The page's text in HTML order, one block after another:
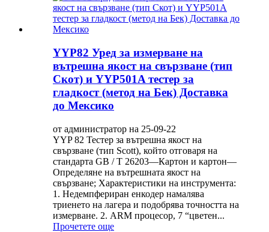
YYP82 Уред за измерване на
вътрешна якост на свързване (тип
Скот) и YYP501A тестер за
гладкост (метод на Бек) Доставка
до Мексико
от администратор на 25-09-22
YYP 82 Тестер за вътрешна якост на
свързване (тип Scott), който отговаря на
стандарта GB / T 26203—Картон и картон—
Определяне на вътрешната якост на
свързване; Характеристики на инструмента:
1. Недемпфериран енкодер намалява
триенето на лагера и подобрява точността на
измерване. 2. ARM процесор, 7 “цветен...
Прочетете още